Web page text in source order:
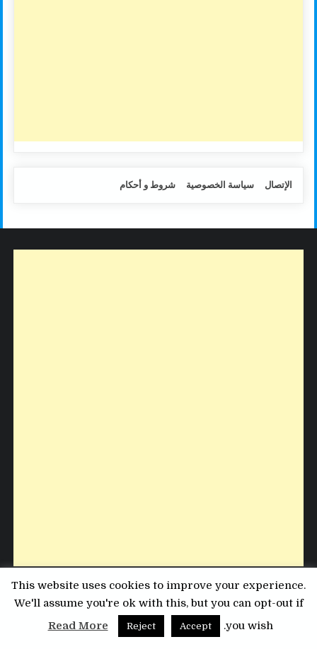
الإتصال سياسة الخصوصية شروط و أحكام
الاتصال
This website uses cookies to improve your experience.
We'll assume you're ok with this, but you can opt-out if
you wish.
Accept
Reject
Read More